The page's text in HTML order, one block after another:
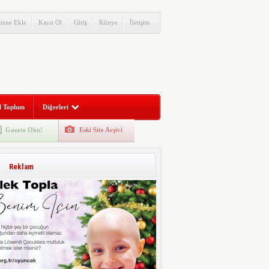
Ekle Kayıt Ol Giriş Künye İletişim
Toplum Diğerleri
Gazete Oku! Eski Site Arşivi
Reklam